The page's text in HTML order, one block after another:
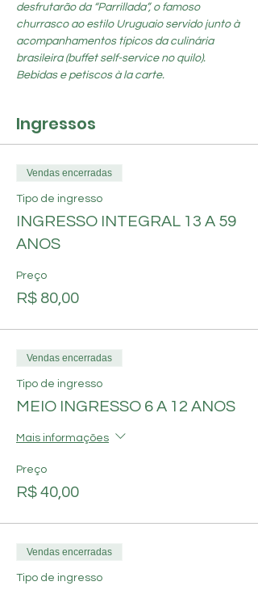
desfrutarão da “Parrillada”, o famoso
churrasco ao estilo Uruguaio servido junto à
acompanhamentos típicos da culinária
brasileira (buffet self-service no quilo).
Bebidas e petiscos à la carte.
Ingressos
Vendas encerradas
Tipo de ingresso
INGRESSO INTEGRAL 13 A 59
ANOS
Preço
R$ 80,00
Vendas encerradas
Tipo de ingresso
MEIO INGRESSO 6 A 12 ANOS
Mais informações
Preço
R$ 40,00
Vendas encerradas
Tipo de ingresso